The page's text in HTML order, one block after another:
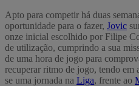
Apto para competir há duas
oportunidade para o fazer, Jovic
onze inicial escolhido por Filipe
de utilização, cumprindo a sua
de uma hora de jogo para
recuperar ritmo de jogo, tendo em
se uma jornada na Liga, frente ao